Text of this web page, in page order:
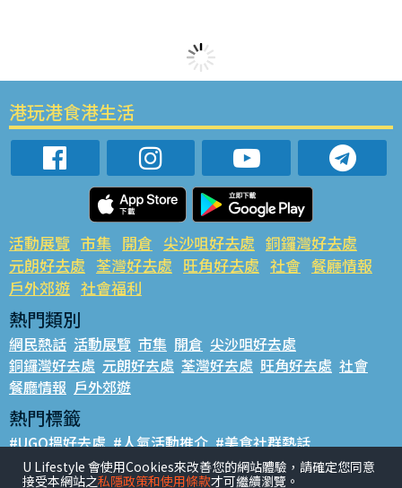
港玩港食港生活
活動展覽 市集 開倉 尖沙咀好去處 銅鑼灣好去處
元朗好去處 荃灣好去處 旺角好去處 社會 餐廳情報
戶外郊遊 社會福利
熱門類別
網民熱話 活動展覽 市集 開倉 尖沙咀好去處
銅鑼灣好去處 元朗好去處 荃灣好去處 旺角好去處 社會
餐廳情報 戶外郊遊
熱門標籤
#UGO搵好去處 #人氣活動推介 #美食社群熱話
#親子玩樂好去處 #ULifestyle應用程式 #限時搶
U Lifestyle 會使用Cookies來改善您的網站體驗，請確定您同意
接受本網站之私隱政策和使用條款才可繼續瀏覽。